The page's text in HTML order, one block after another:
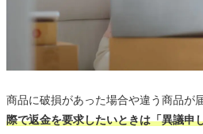
商品に破損があった場合や違う商品が
際で返金を要求したいときは「異議申